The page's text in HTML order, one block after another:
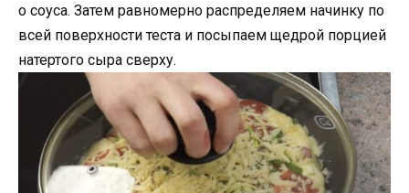
о соуса. Затем равномерно распределяем начинку по
всей поверхности теста и посыпаем щедрой порцией
натертого сыра сверху.